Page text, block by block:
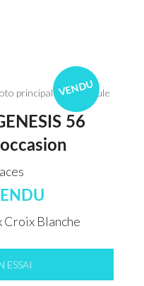
VENDU
56
Croix Blanche
ESSAI